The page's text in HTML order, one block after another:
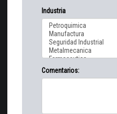
Industria
Comentarios: